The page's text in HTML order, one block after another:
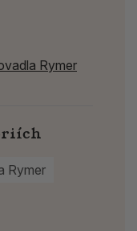
Rymer
Rymer